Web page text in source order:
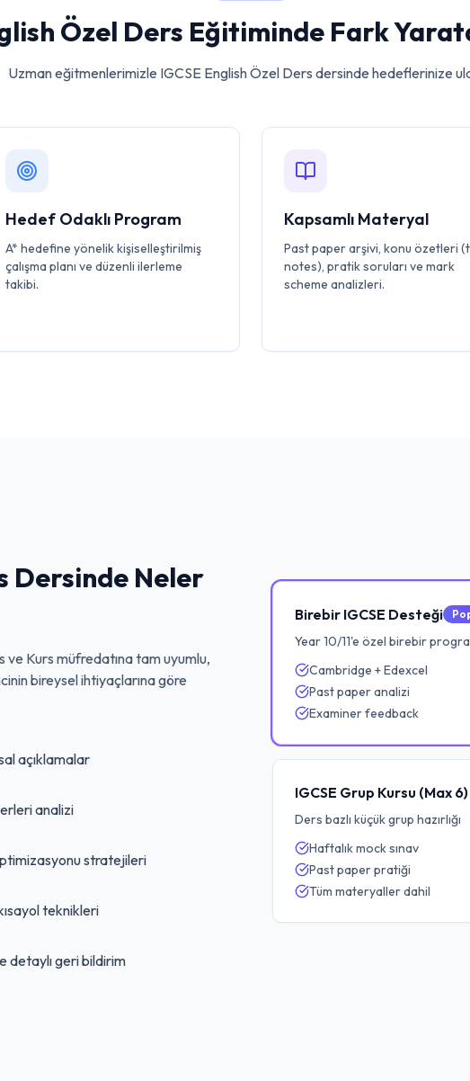
Özel Ders Eğitiminde Fark
Uzman eğitmenlerimizle IGCSE English Özel Ders dersinde hedeflerinize
Hedef Odaklı Program
A* hedefine yönelik kişiselleştirilmiş
çalışma planı ve düzenli ilerleme
takibi.
Kapsamlı Materyal
Past paper arşivi, konu özetleri
notes), pratik soruları ve mark
scheme analizleri.
Dersinde Neler
ve Kurs müfredatına tam uyumlu,
bireysel ihtiyaçlarına göre
açıklamalar
analizi
stratejileri
teknikleri
detaylı geri bildirim
Birebir IGCSE Desteği
Year 10/11'e özel birebir
Cambridge + Edexcel
Past paper analizi
Examiner feedback
IGCSE Grup Kursu (Max 6)
Ders bazlı küçük grup hazırlığı
Haftalık mock sınav
Past paper pratiği
Tüm materyaller dahil